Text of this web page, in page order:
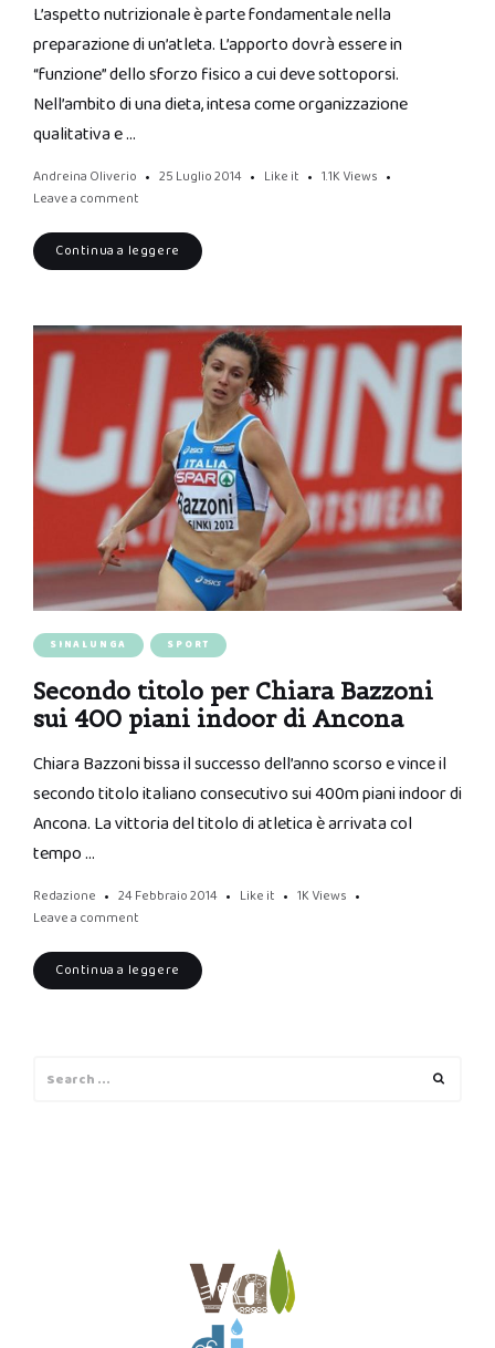
L’aspetto nutrizionale è parte fondamentale nella
preparazione di un’atleta. L’apporto dovrà essere in
“funzione” dello sforzo fisico a cui deve sottoporsi.
Nell’ambito di una dieta, intesa come organizzazione
qualitativa e …
Andreina Oliverio 25 Luglio 2014 Like it 1.1K Views
Leave a comment
Continua a leggere
SINALUNGA SPORT
Secondo titolo per Chiara Bazzoni
sui 400 piani indoor di Ancona
Chiara Bazzoni bissa il successo dell’anno scorso e vince il
secondo titolo italiano consecutivo sui 400m piani indoor di
Ancona. La vittoria del titolo di atletica è arrivata col
tempo …
Redazione 24 Febbraio 2014 Like it 1K Views
Leave a comment
Continua a leggere
for: